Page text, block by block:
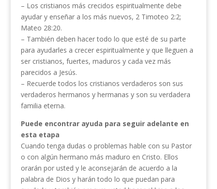
– Los cristianos más crecidos espiritualmente debe
ayudar y enseñar a los más nuevos, 2 Timoteo 2:2;
Mateo 28:20.
– También deben hacer todo lo que esté de su parte
para ayudarles a crecer espiritualmente y que lleguen a
ser cristianos, fuertes, maduros y cada vez más
parecidos a Jesús.
– Recuerde todos los cristianos verdaderos son sus
verdaderos hermanos y hermanas y son su verdadera
familia eterna.
Puede encontrar ayuda para seguir adelante en
esta etapa
Cuando tenga dudas o problemas hable con su Pastor
o con algún hermano más maduro en Cristo. Ellos
orarán por usted y le aconsejarán de acuerdo a la
palabra de Dios y harán todo lo que puedan para